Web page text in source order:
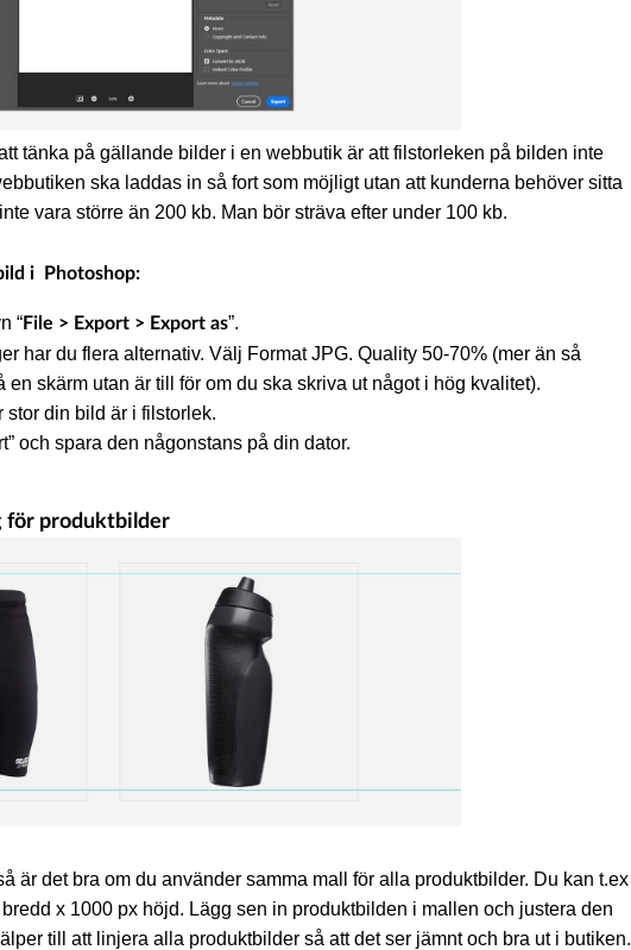
tänka på gällande bilder i en webbutik är att filstorleken på bilden inte
ska laddas in så fort som möjligt utan att kunderna behöver sitta
vara större än 200 kb. Man bör sträva efter under 100 kb.
i Photoshop:
“File > Export > Export as”.
har du flera alternativ. Välj Format JPG. Quality 50-70% (mer än så
en skärm utan är till för om du ska skriva ut något i hög kvalitet).
stor din bild är i filstorlek.
och spara den någonstans på din dator.
för produktbilder
är det bra om du använder samma mall för alla produktbilder. Du kan t.ex
x 1000 px höjd. Lägg sen in produktbilden i mallen och justera den
till att linjera alla produktbilder så att det ser jämnt och bra ut i butiken.